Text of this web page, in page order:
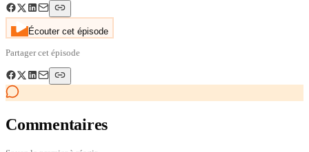
Écouter cet épisode
Partager cet épisode
Commentaires